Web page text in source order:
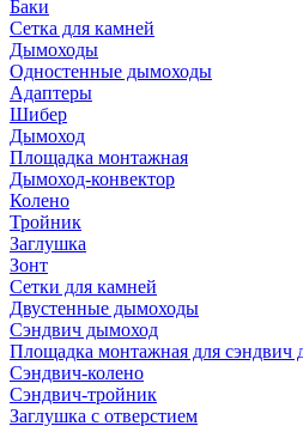
Баки
Сетка для камней
Дымоходы
Одностенные дымоходы
Адаптеры
Шибер
Дымоход
Площадка монтажная
Дымоход-конвектор
Колено
Тройник
Заглушка
Зонт
Сетки для камней
Двустенные дымоходы
Сэндвич дымоход
Площадка монтажная для сэндвич
Сэндвич-колено
Сэндвич-тройник
Заглушка с отверстием